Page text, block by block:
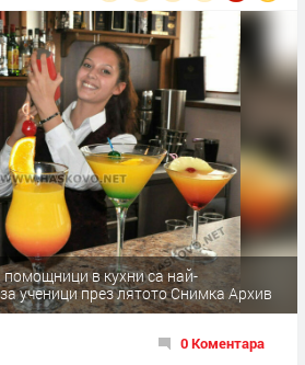
в кухни са най-
ученици през лятото Снимка Архив
0 Коментара